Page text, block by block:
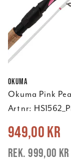
Okuma
Okuma Pink
Art nr:
Nuvarande pris:
949,00 kr
999,00 kr